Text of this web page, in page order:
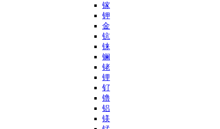
镓
钾
金
钪
铼
镧
铑
锂
钌
镥
铝
镁